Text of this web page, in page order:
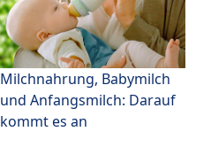
Milchnahrung, Babymilch
und Anfangsmilch: Darauf
kommt es an